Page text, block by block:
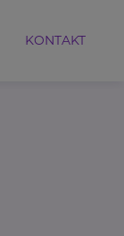
KONTAKT